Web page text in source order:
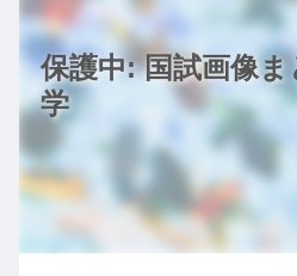
保護中: 国試画像
学